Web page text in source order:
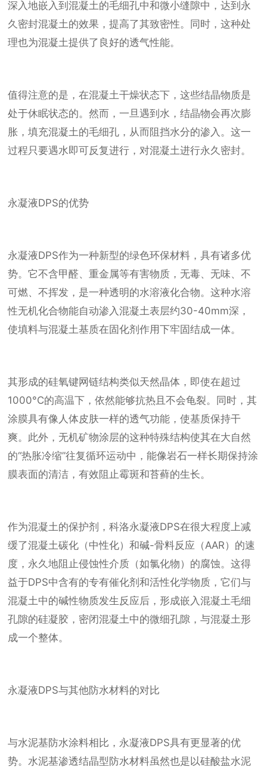
深入地嵌入到混凝土的毛细孔中和微小缝隙中，达到永
久密封混凝土的效果，提高了其致密性。同时，这种处
理也为混凝土提供了良好的透气性能。
值得注意的是，在混凝土干燥状态下，这些结晶物质是
处于休眠状态的。然而，一旦遇到水，结晶物会再次膨
胀，填充混凝土的毛细孔，从而阻挡水分的渗入。这一
过程只要遇水即可反复进行，对混凝土进行永久密封。
永凝液DPS的优势
永凝液DPS作为一种新型的绿色环保材料，具有诸多优
势。它不含甲醛、重金属等有害物质，无毒、无味、不
可燃、不挥发，是一种透明的水溶液化合物。这种水溶
性无机化合物能自动渗入混凝土表层约30-40mm深，
使填料与混凝土基质在固化剂作用下牢固结成一体。
其形成的硅氧键网链结构类似天然晶体，即使在超过
1000°C的高温下，依然能够抗热且不会龟裂。同时，其
涂膜具有像人体皮肤一样的透气功能，使基质保持干
爽。此外，无机矿物涂层的这种特殊结构使其在大自然
的“热胀冷缩”往复循环运动中，能像岩石一样长期保持涂
膜表面的清洁，有效阻止霉斑和苔藓的生长。
作为混凝土的保护剂，科洛永凝液DPS在很大程度上减
缓了混凝土碳化（中性化）和碱-骨料反应（AAR）的速
度，永久地阻止侵蚀性介质（如氯化物）的腐蚀。这得
益于DPS中含有的专有催化剂和活性化学物质，它们与
混凝土中的碱性物质发生反应后，形成嵌入混凝土毛细
孔隙的硅凝胶，密闭混凝土中的微细孔隙，与混凝土形
成一个整体。
永凝液DPS与其他防水材料的对比
与水泥基防水涂料相比，永凝液DPS具有更显著的优
势。水泥基渗透结晶型防水材料虽然也是以硅酸盐水泥